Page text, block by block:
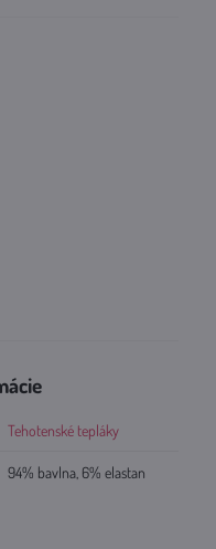
Tehotenské tepláky
94% bavlna, 6% elastan